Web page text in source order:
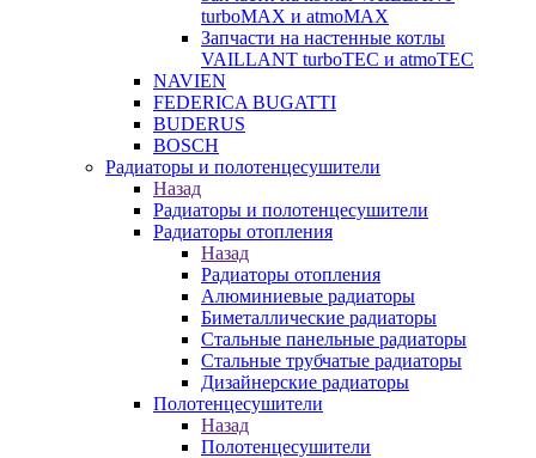
turboMAX и atmoMAX
Запчасти на настенные котлы
VAILLANT turboTEC и atmoTEC
NAVIEN
FEDERICA BUGATTI
BUDERUS
BOSCH
Радиаторы и полотенцесушители
Назад
Радиаторы и полотенцесушители
Радиаторы отопления
Назад
Радиаторы отопления
Алюминиевые радиаторы
Биметаллические радиаторы
Стальные панельные радиаторы
Стальные трубчатые радиаторы
Дизайнерские радиаторы
Полотенцесушители
Назад
Полотенцесушители